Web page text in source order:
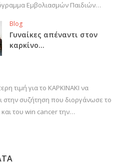
Εμβολιασμών Παιδιών…
Blog
Γυναίκες απέναντι στον
καρκίνο…
τιμή για το ΚΑΡΚΙΝΑΚΙ να
στην συζήτηση που διοργάνωσε το
του win cancer την…